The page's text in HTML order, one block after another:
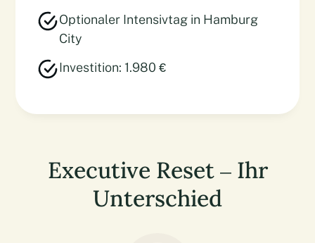
Optionaler Intensivtag in Hamburg
City
Investition: 1.980 €
Executive Reset – Ihr
Unterschied